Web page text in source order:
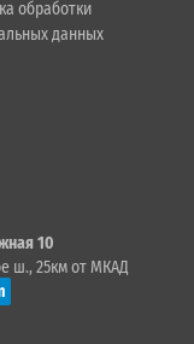
обработки
данных
10
ш., 25км от МКАД